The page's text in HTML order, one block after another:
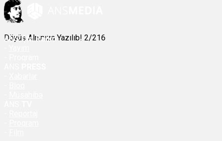
Döyüş Alnınıza Yazılıb! 2/216
ANSÇM Radio